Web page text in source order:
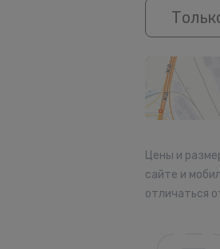
Цены и
сайте и
отличаться